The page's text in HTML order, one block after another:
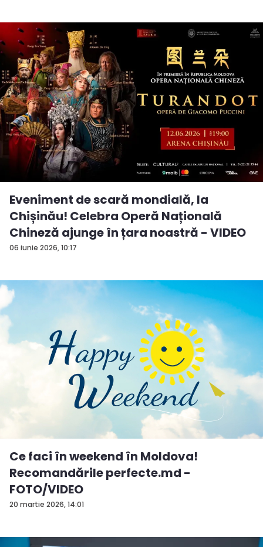
06 iunie 2026, 10:17
Eveniment de scară mondială, la
Chișinău! Celebra Operă Națională
Chineză ajunge în țara noastră - VIDEO
20 martie 2026, 14:01
Ce faci în weekend în Moldova!
Recomandările perfecte.md -
FOTO/VIDEO